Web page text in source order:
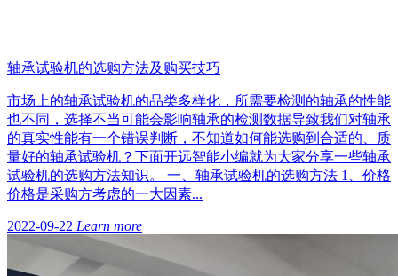
轴承试验机的选购方法及购买技巧
市场上的轴承试验机的品类多样化，所需要检测的轴承的性能
也不同，选择不当可能会影响轴承的检测数据导致我们对轴承
的真实性能有一个错误判断，不知道如何能选购到合适的、质
量好的轴承试验机？下面开远智能小编就为大家分享一些轴承
试验机的选购方法知识。 一、轴承试验机的选购方法 1、价格
价格是采购方考虑的一大因素...
2022-09-22 Learn more